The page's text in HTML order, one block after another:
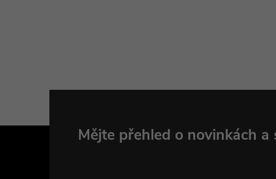
Mějte přehled o novinkách a